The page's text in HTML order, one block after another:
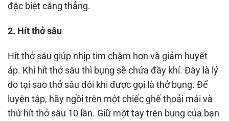
đặc biệt căng thẳng.
2. Hít thở sâu
Hít thở sâu giúp nhịp tim chậm hơn và giảm huyết
áp. Khi hít thở sâu thì bụng sẽ chứa đầy khí. Đây là lý
do tại sao thở sâu đôi khi được gọi là thở bụng. Để
luyện tập, hãy ngồi trên một chiếc ghế thoải mái và
thử hít thở sâu 10 lần. Giữ một tay trên bụng của bạn